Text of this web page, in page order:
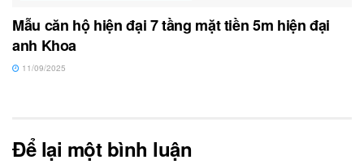
Mẫu căn hộ hiện đại 7 tầng mặt tiền 5m hiện đại
anh Khoa
11/09/2025
Để lại một bình luận